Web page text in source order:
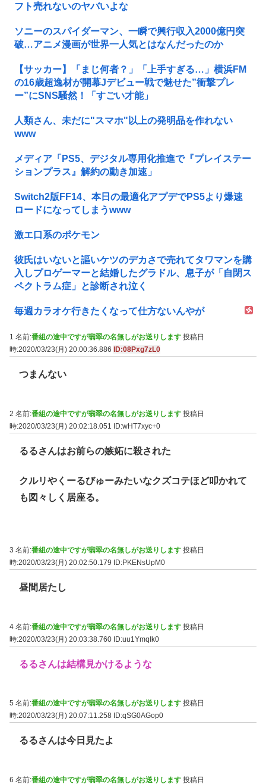
フト売れないのヤバいよな
ソニーのスパイダーマン、一瞬で興行収入2000億円突
破…アニメ漫画が世界一人気とはなんだったのか
【サッカー】「まじ何者？」「上手すぎる…」横浜FM
の16歳超逸材が開幕Jデビュー戦で魅せた”衝撃プレ
ー”にSNS騒然！「すごい才能」
人類さん、未だに"スマホ"以上の発明品を作れない
www
メディア「PS5、デジタル専用化推進で『プレイステー
ションプラス』解約の動き加速」
Switch2版FF14、本日の最適化アプデでPS5より爆速
ロードになってしまうwww
激エ口系のポケモン
彼氏はいないと謳いケツのデカさで売れてタワマンを購
入しプロゲーマーと結婚したグラドル、息子が「自閉ス
ペクトラム症」と診断され泣く
毎週カラオケ行きたくなって仕方ないんやが
1 名前:番組の途中ですが翡翠の名無しがお送りします 投稿日
時:2020/03/23(月) 20:00:36.886
ID:08Pxg7zL0
つまんない
2 名前:番組の途中ですが翡翠の名無しがお送りします 投稿日
時:2020/03/23(月) 20:02:18.051 ID:wHT7xyc+0
るるさんはお前らの嫉妬に殺された
クルリやくーるびゅーみたいなクズコテほど叩かれて
も図々しく居座る。
3 名前:番組の途中ですが翡翠の名無しがお送りします 投稿日
時:2020/03/23(月) 20:02:50.179
ID:PKENsUpM0
昼間居たし
4 名前:番組の途中ですが翡翠の名無しがお送りします 投稿日
時:2020/03/23(月) 20:03:38.760 ID:uu1YmqIk0
るるさんは結構見かけるような
5 名前:番組の途中ですが翡翠の名無しがお送りします 投稿日
時:2020/03/23(月) 20:07:11.258 ID:qSG0AGop0
るるさんは今日見たよ
6 名前:番組の途中ですが翡翠の名無しがお送りします 投稿日